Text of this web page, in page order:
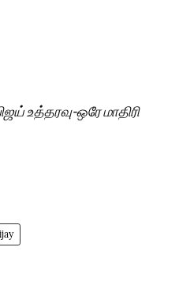
உத்தரவு-ஒரே மாதிரி